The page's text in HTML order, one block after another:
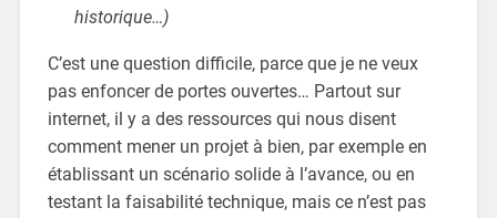
historique…)
C’est une question difficile, parce que je ne veux
pas enfoncer de portes ouvertes… Partout sur
internet, il y a des ressources qui nous disent
comment mener un projet à bien, par exemple en
établissant un scénario solide à l’avance, ou en
testant la faisabilité technique, mais ce n’est pas